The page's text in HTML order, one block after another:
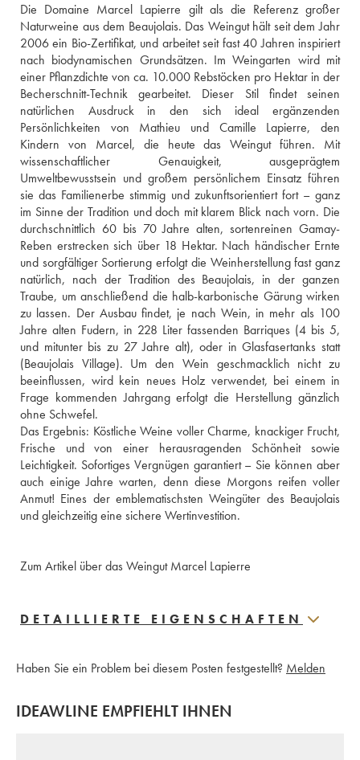
Die Domaine Marcel Lapierre gilt als die Referenz großer
Naturweine aus dem Beaujolais. Das Weingut hält seit dem Jahr
2006 ein Bio-Zertifikat, und arbeitet seit fast 40 Jahren inspiriert
nach biodynamischen Grundsätzen. Im Weingarten wird mit
einer Pflanzdichte von ca. 10.000 Rebstöcken pro Hektar in der
Becherschnitt-Technik gearbeitet. Dieser Stil findet seinen
natürlichen Ausdruck in den sich ideal ergänzenden
Persönlichkeiten von Mathieu und Camille Lapierre, den
Kindern von Marcel, die heute das Weingut führen. Mit
wissenschaftlicher Genauigkeit, ausgeprägtem
Umweltbewusstsein und großem persönlichem Einsatz führen
sie das Familienerbe stimmig und zukunftsorientiert fort – ganz
im Sinne der Tradition und doch mit klarem Blick nach vorn. Die
durchschnittlich 60 bis 70 Jahre alten, sortenreinen Gamay-
Reben erstrecken sich über 18 Hektar. Nach händischer Ernte
und sorgfältiger Sortierung erfolgt die Weinherstellung fast ganz
natürlich, nach der Tradition des Beaujolais, in der ganzen
Traube, um anschließend die halb-karbonische Gärung wirken
zu lassen. Der Ausbau findet, je nach Wein, in mehr als 100
Jahre alten Fudern, in 228 Liter fassenden Barriques (4 bis 5,
und mitunter bis zu 27 Jahre alt), oder in Glasfasertanks statt
(Beaujolais Village). Um den Wein geschmacklich nicht zu
beeinflussen, wird kein neues Holz verwendet, bei einem in
Frage kommenden Jahrgang erfolgt die Herstellung gänzlich
ohne Schwefel.
Das Ergebnis: Köstliche Weine voller Charme, knackiger Frucht,
Frische und von einer herausragenden Schönheit sowie
Leichtigkeit. Sofortiges Vergnügen garantiert – Sie können aber
auch einige Jahre warten, denn diese Morgons reifen voller
Anmut! Eines der emblematischsten Weingüter des Beaujolais
Zum Artikel über das Weingut Marcel Lapierre
DETAILLIERTE EIGENSCHAFTEN
Haben Sie ein Problem bei diesem Posten festgestellt? Melden
IDEAWLINE EMPFIEHLT IHNEN